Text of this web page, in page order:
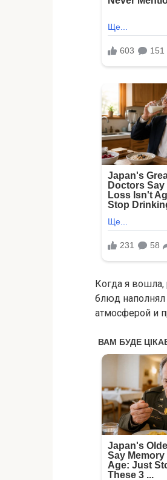
Когда я вошла,
блюд наполнял
атмосферой и